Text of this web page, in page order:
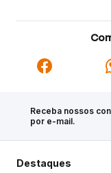
Receba nossos
por e-mail.
Destaques